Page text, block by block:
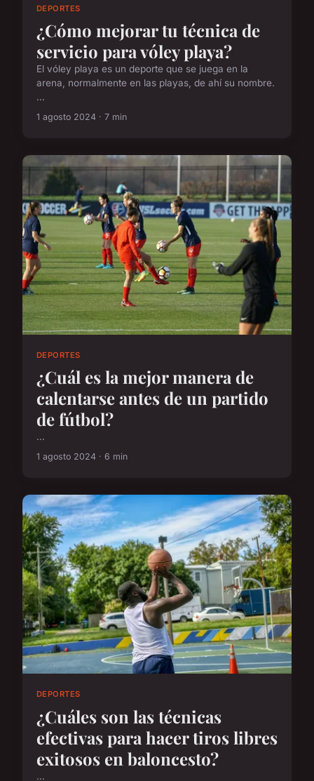
DEPORTES
¿Cómo mejorar tu técnica de
servicio para vóley playa?
El vóley playa es un deporte que se juega en la
arena, normalmente en las playas, de ahí su nombre.
...
1 agosto 2024 · 7 min
DEPORTES
¿Cuál es la mejor manera de
calentarse antes de un partido
de fútbol?
...
1 agosto 2024 · 6 min
DEPORTES
¿Cuáles son las técnicas
efectivas para hacer tiros libres
exitosos en baloncesto?
...